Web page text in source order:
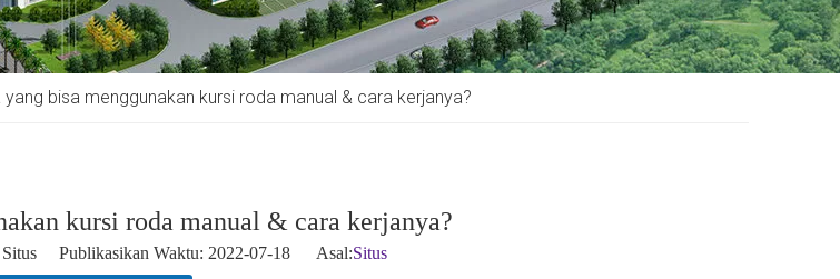
yang bisa menggunakan kursi roda manual & cara kerjanya?
kursi roda manual & cara kerjanya?
Publikasikan Waktu: 2022-07-18 Asal:Situs